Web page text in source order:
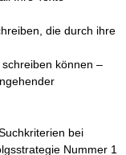
die durch ihre
können –
bei
Nummer 1